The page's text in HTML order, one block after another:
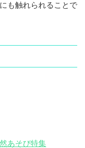
も触れられることで
あそび特集